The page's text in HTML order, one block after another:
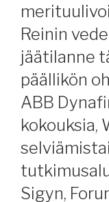
Reinin
jäätilanne
päällikön
ABB
kokouksia,
Sigyn,